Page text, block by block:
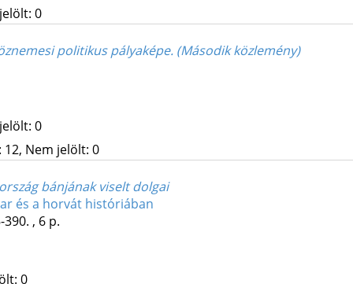
0
politikus pályaképe. (Második közlemény)
0
12, Nem jelölt: 0
bánjának viselt dolgai
és a horvát históriában
390. , 6 p.
0